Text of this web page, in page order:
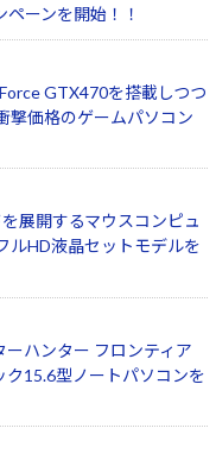
ーンを開始！！
GTX470を搭載しつつ
撃価格のゲームパソコン
展開するマウスコンピュ
ルHD液晶セットモデルを
ハンター フロンティア
ク15.6型ノートパソコンを